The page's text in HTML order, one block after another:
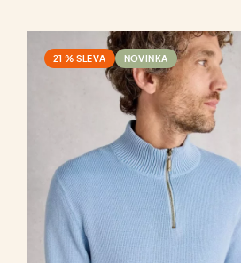
21 % SLEVA NOVINKA